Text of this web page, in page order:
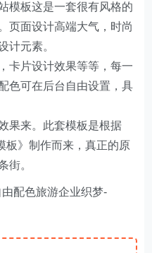
模板这是一套很有风格的
页面设计高端大气，时尚
计元素。
卡片设计效果等等，每一
色可在后台自由设置，具
果来。此套模板是根据
板》制作而来，真正的原
街。
由配色旅游企业织梦-